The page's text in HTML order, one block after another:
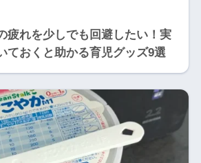
疲れを少しでも回避したい！実
ておくと助かる育児グッズ9選